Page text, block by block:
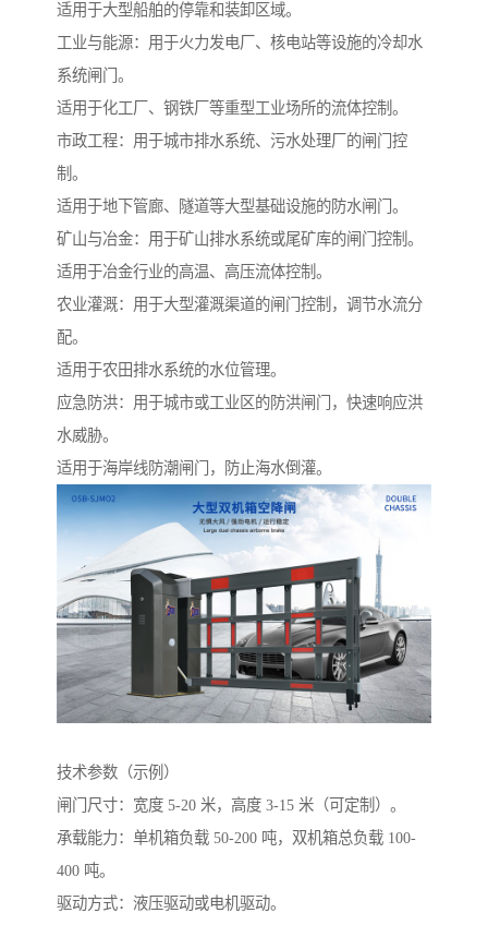
适用于大型船舶的停靠和装卸区域。
工业与能源：用于火力发电厂、核电站等设施的冷却水
系统闸门。
适用于化工厂、钢铁厂等重型工业场所的流体控制。
市政工程：用于城市排水系统、污水处理厂的闸门控
制。
适用于地下管廊、隧道等大型基础设施的防水闸门。
矿山与冶金：用于矿山排水系统或尾矿库的闸门控制。
适用于冶金行业的高温、高压流体控制。
农业灌溉：用于大型灌溉渠道的闸门控制，调节水流分
配。
适用于农田排水系统的水位管理。
应急防洪：用于城市或工业区的防洪闸门，快速响应洪
水威胁。
适用于海岸线防潮闸门，防止海水倒灌。
技术参数（示例）
闸门尺寸：宽度 5-20 米，高度 3-15 米（可定制）。
承载能力：单机箱负载 50-200 吨，双机箱总负载 100-
400 吨。
驱动方式：液压驱动或电机驱动。